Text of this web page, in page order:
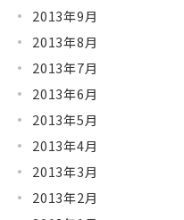
2013年9月
2013年8月
2013年7月
2013年6月
2013年5月
2013年4月
2013年3月
2013年2月